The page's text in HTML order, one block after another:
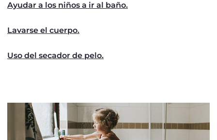
Ayudar a los niños a ir al baño.
Lavarse el cuerpo.
Uso del secador de pelo.